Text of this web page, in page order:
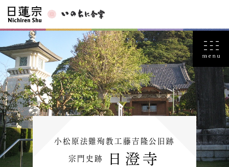
小松原法難殉教工藤吉隆公旧跡
宗門史跡 日澄寺